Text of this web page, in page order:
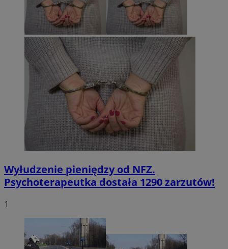
Wyłudzenie pieniędzy od NFZ.
Psychoterapeutka dostała 1290 zarzutów!
1